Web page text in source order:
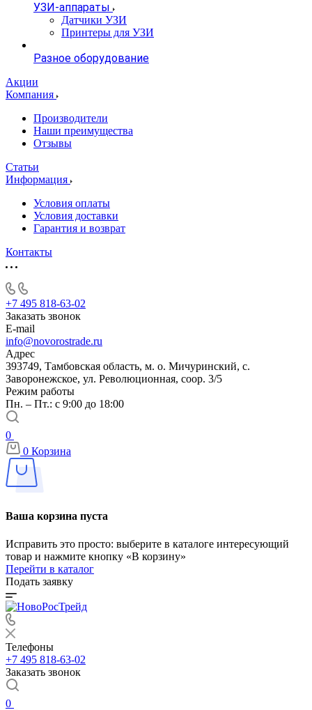
УЗИ-аппараты
Датчики УЗИ
Принтеры для УЗИ
Разное оборудование
Акции
Компания
Производители
Наши преимущества
Отзывы
Статьи
Информация
Условия оплаты
Условия доставки
Гарантия и возврат
Контакты
+7 495 818-63-02
Заказать звонок
E-mail
info@novorostrade.ru
Адрес
393749, Тамбовская область, м. о. Мичуринский, с.
Заворонежское, ул. Революционная, соор. 3/5
Режим работы
Пн. – Пт.: с 9:00 до 18:00
0
0 Корзина
Ваша корзина пуста
Исправить это просто: выберите в каталоге интересующий
товар и нажмите кнопку «В корзину»
Перейти в каталог
Подать заявку
Телефоны
+7 495 818-63-02
Заказать звонок
0